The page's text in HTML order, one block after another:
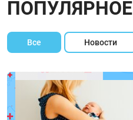
ПОПУЛЯРНОЕ
Все Новости